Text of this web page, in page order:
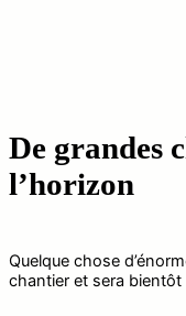
De grandes
l’horizon
Quelque chose
chantier et sera bientôt